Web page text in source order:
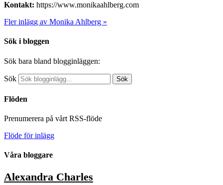
Kontakt: https://www.monikaahlberg.com
Fler inlägg av Monika Ahlberg »
Sök i bloggen
Sök bara bland blogginläggen:
Sök Sök
Flöden
Prenumerera på vårt RSS-flöde
Flöde för inlägg
Våra bloggare
Alexandra Charles